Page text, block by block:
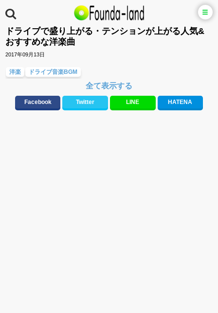
ドライブで盛り上がる・テンションが上がる人気&
おすすめな洋楽曲
2017年09月13日
洋楽 ドライブ音楽BGM
元気が出る歌・やる気が出る曲・明るい曲・楽しい歌・勇気が出る歌
テンションが上がる歌&盛り上がる曲 メロディ・曲の雰囲気別
全て表示する
Facebook Twitter LINE HATENA